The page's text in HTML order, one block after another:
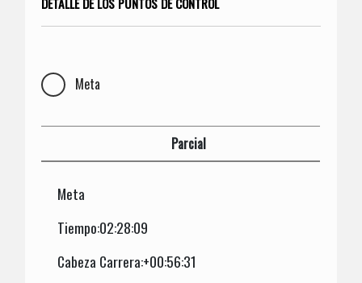
Meta
Parcial
Meta
Tiempo:02:28:09
Cabeza Carrera:+00:56:31